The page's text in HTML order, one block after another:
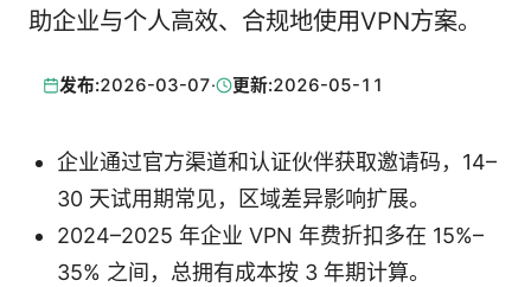
助企业与个人高效、合规地使用VPN方案。
发布:2026-03-07· 更新:2026-05-11
企业通过官方渠道和认证伙伴获取邀请码，14–
30 天试用期常见，区域差异影响扩展。
2024–2025 年企业 VPN 年费折扣多在 15%–
35% 之间，总拥有成本按 3 年期计算。